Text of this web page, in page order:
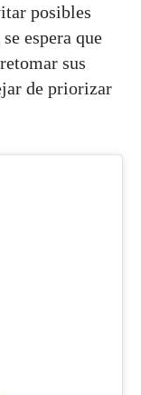
posibles
espera que
sus
de priorizar